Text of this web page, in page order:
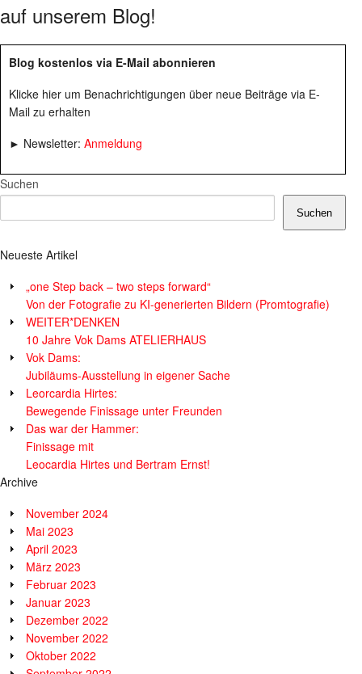
auf unserem Blog!
Blog kostenlos via E-Mail abonnieren
Klicke hier um Benachrichtigungen über neue Beiträge via E-
Mail zu erhalten
► Newsletter: Anmeldung
Suchen
Suchen
Neueste Artikel
„one Step back – two steps forward“
Von der Fotografie zu KI-generierten Bildern (Promtografie)
WEITER*DENKEN
10 Jahre Vok Dams ATELIERHAUS
Vok Dams:
Jubiläums-Ausstellung in eigener Sache
Leorcardia Hirtes:
Bewegende Finissage unter Freunden
Das war der Hammer:
Finissage mit
Leocardia Hirtes und Bertram Ernst!
Archive
November 2024
Mai 2023
April 2023
März 2023
Februar 2023
Januar 2023
Dezember 2022
November 2022
Oktober 2022